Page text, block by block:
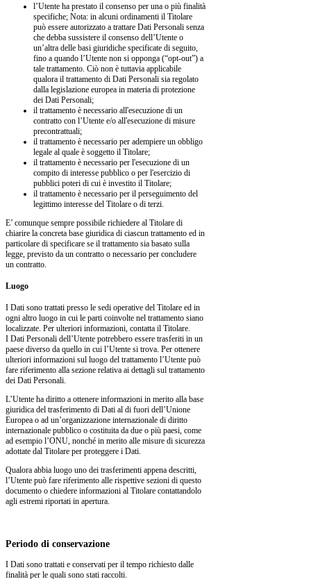
l’Utente ha prestato il consenso per una o più finalità
specifiche; Nota: in alcuni ordinamenti il Titolare
può essere autorizzato a trattare Dati Personali senza
che debba sussistere il consenso dell’Utente o
un’altra delle basi giuridiche specificate di seguito,
fino a quando l’Utente non si opponga (“opt-out”) a
tale trattamento. Ciò non è tuttavia applicabile
qualora il trattamento di Dati Personali sia regolato
dalla legislazione europea in materia di protezione
dei Dati Personali;
il trattamento è necessario all'esecuzione di un
contratto con l’Utente e/o all'esecuzione di misure
precontrattuali;
il trattamento è necessario per adempiere un obbligo
legale al quale è soggetto il Titolare;
il trattamento è necessario per l'esecuzione di un
compito di interesse pubblico o per l'esercizio di
pubblici poteri di cui è investito il Titolare;
il trattamento è necessario per il perseguimento del
legittimo interesse del Titolare o di terzi.
E’ comunque sempre possibile richiedere al Titolare di
chiarire la concreta base giuridica di ciascun trattamento ed in
particolare di specificare se il trattamento sia basato sulla
legge, previsto da un contratto o necessario per concludere
un contratto.
Luogo
I Dati sono trattati presso le sedi operative del Titolare ed in
ogni altro luogo in cui le parti coinvolte nel trattamento siano
localizzate. Per ulteriori informazioni, contatta il Titolare.
I Dati Personali dell’Utente potrebbero essere trasferiti in un
paese diverso da quello in cui l’Utente si trova. Per ottenere
ulteriori informazioni sul luogo del trattamento l’Utente può
fare riferimento alla sezione relativa ai dettagli sul trattamento
dei Dati Personali.
L’Utente ha diritto a ottenere informazioni in merito alla base
giuridica del trasferimento di Dati al di fuori dell’Unione
Europea o ad un’organizzazione internazionale di diritto
internazionale pubblico o costituita da due o più paesi, come
ad esempio l’ONU, nonché in merito alle misure di sicurezza
adottate dal Titolare per proteggere i Dati.
Qualora abbia luogo uno dei trasferimenti appena descritti,
l’Utente può fare riferimento alle rispettive sezioni di questo
documento o chiedere informazioni al Titolare contattandolo
agli estremi riportati in apertura.
Periodo di conservazione
I Dati sono trattati e conservati per il tempo richiesto dalle
finalità per le quali sono stati raccolti.